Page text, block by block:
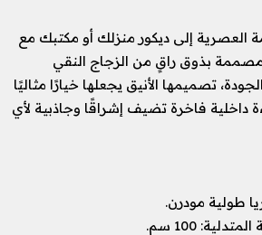
إلى ديكور منزلك أو مكتبك مع
بذوق راقٍ من الزجاج النقي
تصميمها الأنيق يجعلها خيارًا مثاليًا
فاخرة تضيف إشراقًا وجاذبية لأي
طولية مودرن.
100 سم.